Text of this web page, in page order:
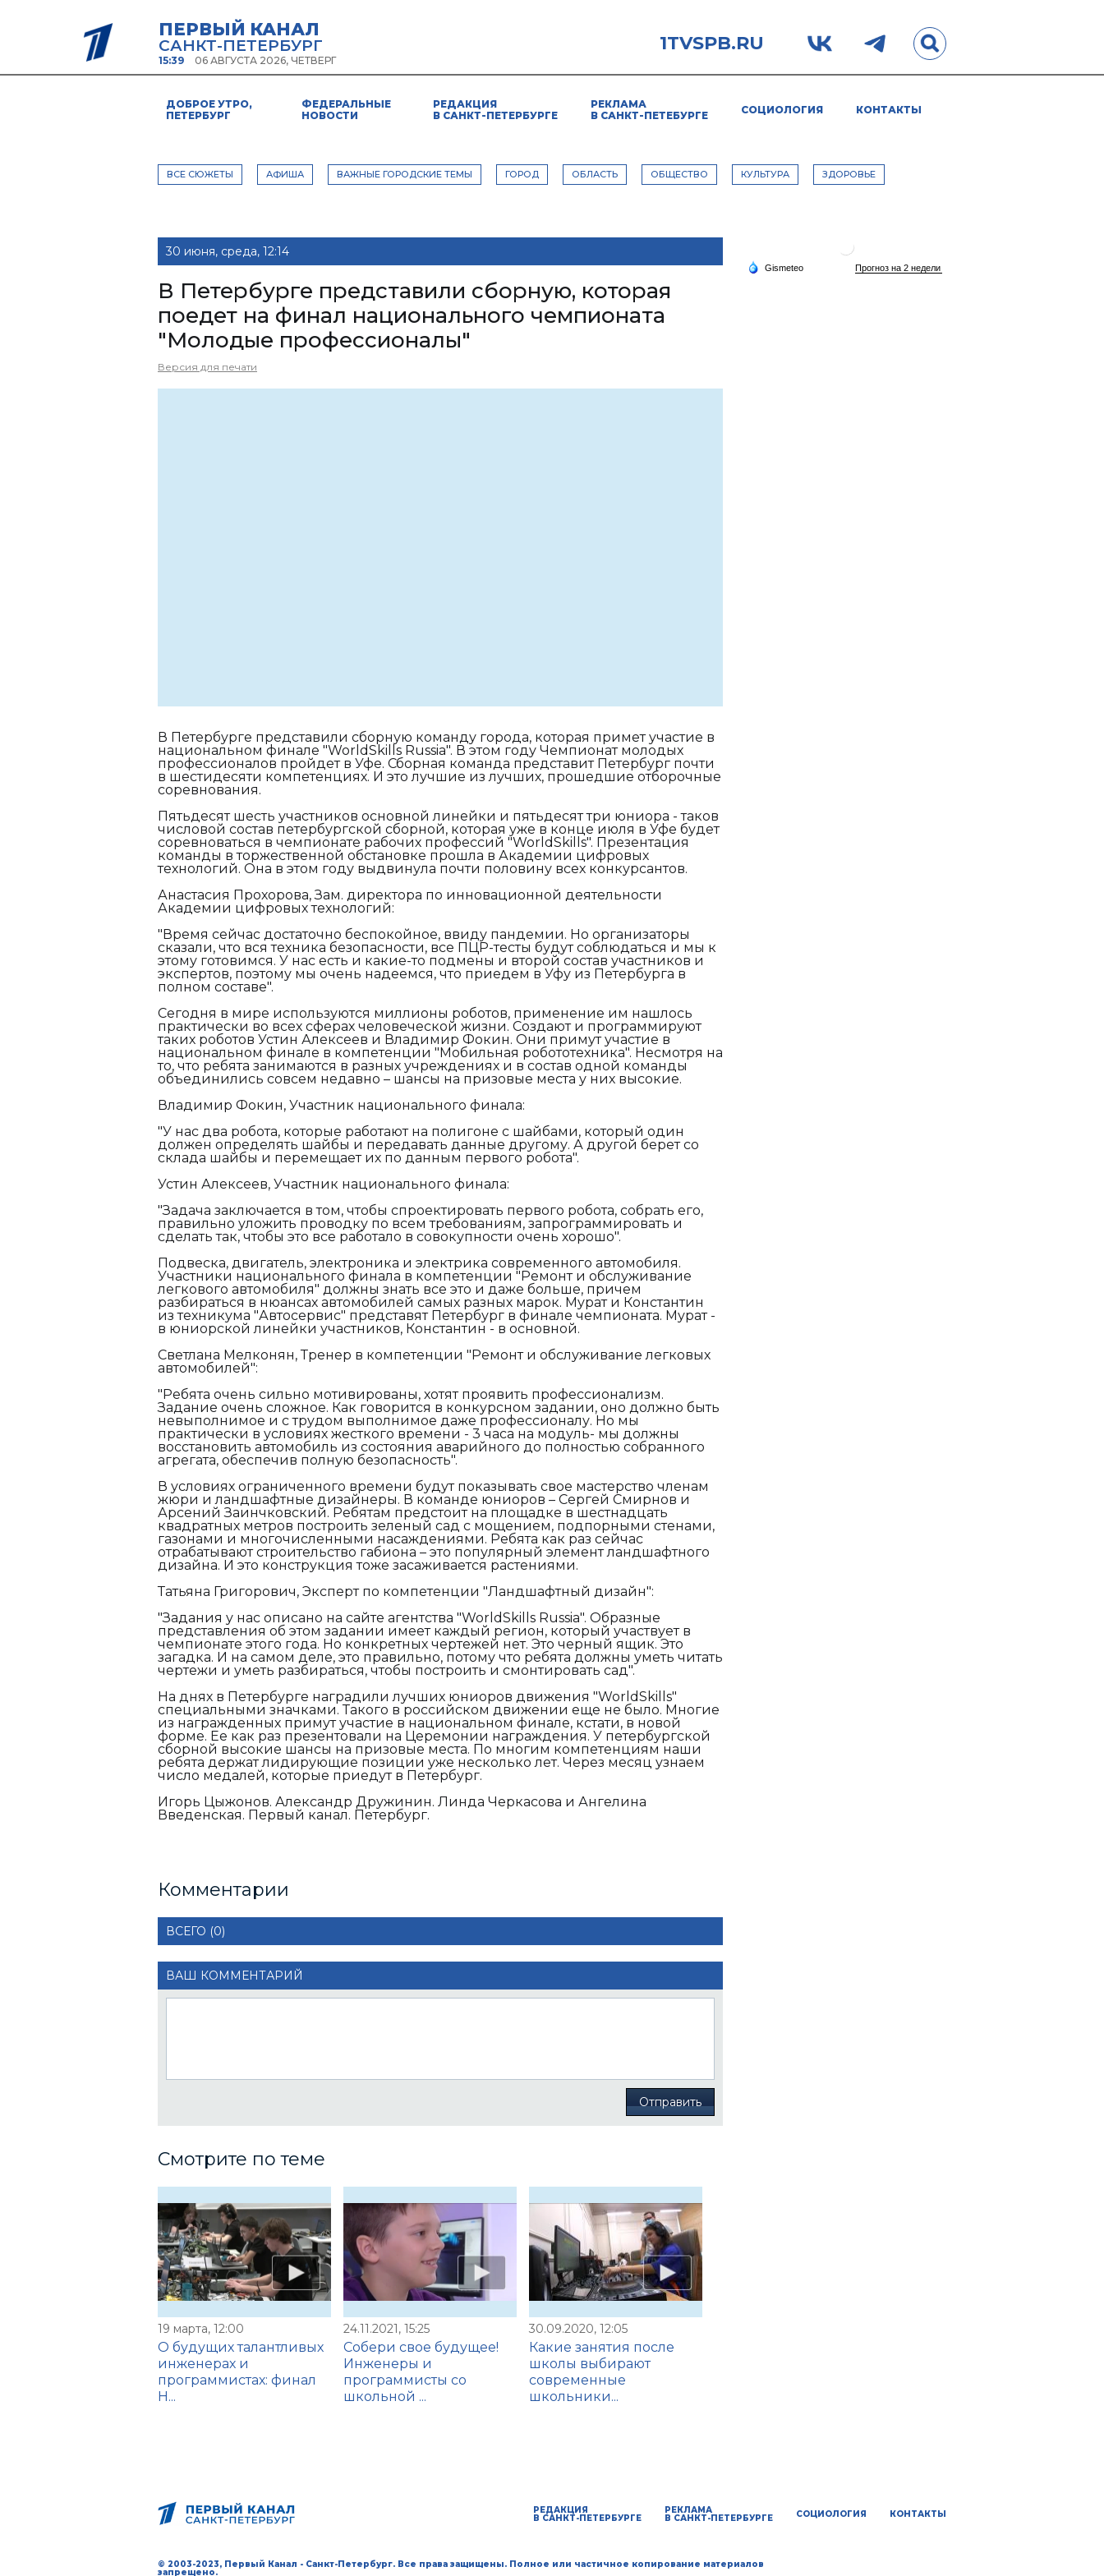
ПЕРВЫЙ КАНАЛ
САНКТ-ПЕТЕРБУРГ
15:39 06 АВГУСТА 2026, ЧЕТВЕРГ
1TVSPB.RU
ДОБРОЕ УТРО,
ПЕТЕРБУРГ
ФЕДЕРАЛЬНЫЕ
НОВОСТИ
РЕДАКЦИЯ
В САНКТ-ПЕТЕРБУРГЕ
РЕКЛАМА
В САНКТ-ПЕТЕБУРГЕ
СОЦИОЛОГИЯ КОНТАКТЫ
ВСЕ СЮЖЕТЫ АФИША ВАЖНЫЕ ГОРОДСКИЕ ТЕМЫ ГОРОД ОБЛАСТЬ ОБЩЕСТВО КУЛЬТУРА ЗДОРОВЬЕ
30 июня, среда, 12:14
В Петербурге представили сборную, которая
поедет на финал национального чемпионата
"Молодые профессионалы"
Версия для печати
В Петербурге представили сборную команду города, которая примет участие в
национальном финале "WorldSkills Russia". В этом году Чемпионат молодых
профессионалов пройдет в Уфе. Сборная команда представит Петербург почти
в шестидесяти компетенциях. И это лучшие из лучших, прошедшие отборочные
соревнования.
Пятьдесят шесть участников основной линейки и пятьдесят три юниора - таков
числовой состав петербургской сборной, которая уже в конце июля в Уфе будет
соревноваться в чемпионате рабочих профессий "WorldSkills". Презентация
команды в торжественной обстановке прошла в Академии цифровых
технологий. Она в этом году выдвинула почти половину всех конкурсантов.
Анастасия Прохорова, Зам. директора по инновационной деятельности
Академии цифровых технологий:
"Время сейчас достаточно беспокойное, ввиду пандемии. Но организаторы
сказали, что вся техника безопасности, все ПЦР-тесты будут соблюдаться и мы к
этому готовимся. У нас есть и какие-то подмены и второй состав участников и
экспертов, поэтому мы очень надеемся, что приедем в Уфу из Петербурга в
полном составе".
Сегодня в мире используются миллионы роботов, применение им нашлось
практически во всех сферах человеческой жизни. Создают и программируют
таких роботов Устин Алексеев и Владимир Фокин. Они примут участие в
национальном финале в компетенции "Мобильная робототехника". Несмотря на
то, что ребята занимаются в разных учреждениях и в состав одной команды
объединились совсем недавно – шансы на призовые места у них высокие.
Владимир Фокин, Участник национального финала:
"У нас два робота, которые работают на полигоне с шайбами, который один
должен определять шайбы и передавать данные другому. А другой берет со
склада шайбы и перемещает их по данным первого робота".
Устин Алексеев, Участник национального финала:
"Задача заключается в том, чтобы спроектировать первого робота, собрать его,
правильно уложить проводку по всем требованиям, запрограммировать и
сделать так, чтобы это все работало в совокупности очень хорошо".
Подвеска, двигатель, электроника и электрика современного автомобиля.
Участники национального финала в компетенции "Ремонт и обслуживание
легкового автомобиля" должны знать все это и даже больше, причем
разбираться в нюансах автомобилей самых разных марок. Мурат и Константин
из техникума "Автосервис" представят Петербург в финале чемпионата. Мурат -
в юниорской линейки участников, Константин - в основной.
Светлана Мелконян, Тренер в компетенции "Ремонт и обслуживание легковых
автомобилей":
"Ребята очень сильно мотивированы, хотят проявить профессионализм.
Задание очень сложное. Как говорится в конкурсном задании, оно должно быть
невыполнимое и с трудом выполнимое даже профессионалу. Но мы
практически в условиях жесткого времени - 3 часа на модуль- мы должны
восстановить автомобиль из состояния аварийного до полностью собранного
агрегата, обеспечив полную безопасность".
В условиях ограниченного времени будут показывать свое мастерство членам
жюри и ландшафтные дизайнеры. В команде юниоров – Сергей Смирнов и
Арсений Заинчковский. Ребятам предстоит на площадке в шестнадцать
квадратных метров построить зеленый сад с мощением, подпорными стенами,
газонами и многочисленными насаждениями. Ребята как раз сейчас
отрабатывают строительство габиона – это популярный элемент ландшафтного
дизайна. И это конструкция тоже засаживается растениями.
Татьяна Григорович, Эксперт по компетенции "Ландшафтный дизайн":
"Задания у нас описано на сайте агентства "WorldSkills Russia". Образные
представления об этом задании имеет каждый регион, который участвует в
чемпионате этого года. Но конкретных чертежей нет. Это черный ящик. Это
загадка. И на самом деле, это правильно, потому что ребята должны уметь читать
чертежи и уметь разбираться, чтобы построить и смонтировать сад".
На днях в Петербурге наградили лучших юниоров движения "WorldSkills"
специальными значками. Такого в российском движении еще не было. Многие
из награжденных примут участие в национальном финале, кстати, в новой
форме. Ее как раз презентовали на Церемонии награждения. У петербургской
сборной высокие шансы на призовые места. По многим компетенциям наши
ребята держат лидирующие позиции уже несколько лет. Через месяц узнаем
число медалей, которые приедут в Петербург.
Игорь Цыжонов. Александр Дружинин. Линда Черкасова и Ангелина
Введенская. Первый канал. Петербург.
Комментарии
ВСЕГО (0)
ВАШ КОММЕНТАРИЙ
Отправить
Смотрите по теме
19 марта, 12:00
О будущих талантливых
инженерах и
программистах: финал
Н...
24.11.2021, 15:25
Собери свое будущее!
Инженеры и
программисты со
школьной ...
30.09.2020, 12:05
Какие занятия после
школы выбирают
современные
школьники...
РЕДАКЦИЯ
В САНКТ-ПЕТЕРБУРГЕ
РЕКЛАМА
В САНКТ-ПЕТЕРБУРГЕ СОЦИОЛОГИЯ КОНТАКТЫ
© 2003-2023, Первый Канал - Санкт-Петербург. Все права защищены. Полное или частичное копирование материалов
запрещено.